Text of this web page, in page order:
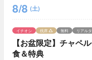
8/8 (土)
【お盆限定】チャペ
食＆特典
イチオシ 残席 無料 リアル